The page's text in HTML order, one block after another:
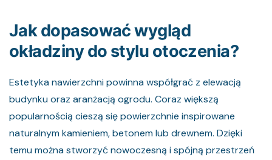
Jak dopasować wygląd
okładziny do stylu otoczenia?
Estetyka nawierzchni powinna współgrać z elewacją
budynku oraz aranżacją ogrodu. Coraz większą
popularnością cieszą się powierzchnie inspirowane
naturalnym kamieniem, betonem lub drewnem. Dzięki
temu można stworzyć nowoczesną i spójną przestrzeń